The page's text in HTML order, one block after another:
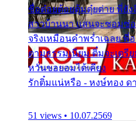
ชื่อต๋อยต้อยตุ้มตุ๋ยต่าย พี่ยัง
สาวบ้านนา แสนจะซอมซ่
จริงเหมือนคำพร่ำเฉลย
ตามธรรมเนียม ติ๋มจะเตรี
หวั่นขอยอมได้เคียง
รักติ๋มแน่หรือ - หงษ์ทอง ด
51 views • 10.07.2569